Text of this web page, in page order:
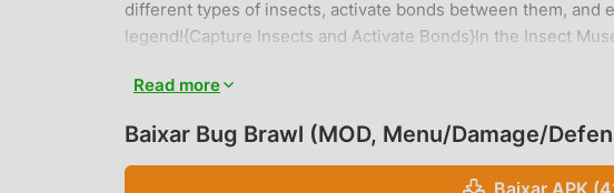
different types of insects, activate bonds between them,
legend!{Capture Insects and Activate Bonds}In the Insect
BUG BRAWL INTRODUÇÃO
você quiser baixar esse jogo, modroid é sua melhor
Read more
Baixar Bug Brawl (MOD, Menu/Damage/
Baixar APK